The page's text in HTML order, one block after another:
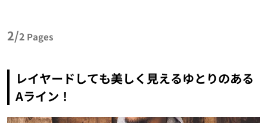
2/2 Pages
レイヤードしても美しく見えるゆとりのある
Aライン！